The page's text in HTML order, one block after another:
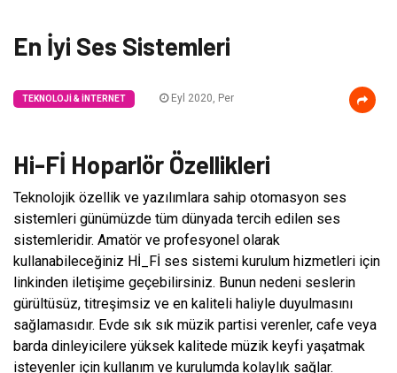
En İyi Ses Sistemleri
TEKNOLOJI & İNTERNET Eyl 2020, Per
Hi-Fİ Hoparlör Özellikleri
Teknolojik özellik ve yazılımlara sahip otomasyon ses
sistemleri günümüzde tüm dünyada tercih edilen ses
sistemleridir. Amatör ve profesyonel olarak
kullanabileceğiniz Hİ_Fİ ses sistemi kurulum hizmetleri için
linkinden iletişime geçebilirsiniz. Bunun nedeni seslerin
gürültüsüz, titreşimsiz ve en kaliteli haliyle duyulmasını
sağlamasıdır. Evde sık sık müzik partisi verenler, cafe veya
barda dinleyicilere yüksek kalitede müzik keyfi yaşatmak
isteyenler için kullanım ve kurulumda kolaylık sağlar.